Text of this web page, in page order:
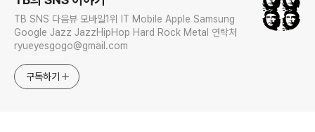
TB SNS 다음뷰 모바일1위 IT Mobile Apple Samsung
Google Jazz JazzHipHop Hard Rock Metal 연락처
ryueyesgogo@gmail.com
구독하기